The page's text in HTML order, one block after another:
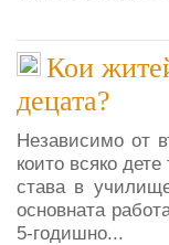
Кои
децата?
Независимо от
които всяко
става в
основната
5-годишно...